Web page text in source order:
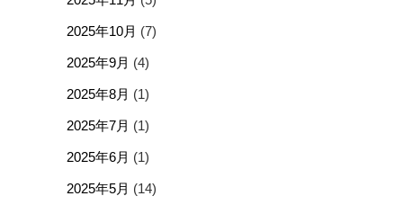
2025年10月 (7)
2025年9月 (4)
2025年8月 (1)
2025年7月 (1)
2025年6月 (1)
2025年5月 (14)